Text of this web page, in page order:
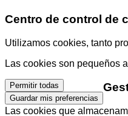
Centro de control de
Utilizamos cookies, tanto
Las cookies son pequeños
Permitir todas
Guardar mis preferencias
Las cookies que